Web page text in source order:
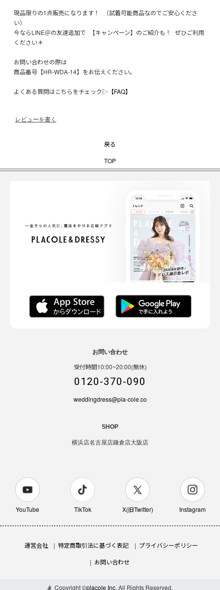
現品限りの1点販売になります！ （試着可能商品なのでご安心くださ
い）
今ならLINE＠の友達追加で 【キャンペーン】のご紹介も！ ぜひご利用
ください＊
お問い合わせの際は
商品番号【HR-WDA-14】をお伝えください。
よくある質問はこちらをチェック▷ 【FAQ】
レビューを書く
戻る
TOP
お問い合わせ
受付時間10:00~20:00(無休)
0120-370-090
weddingdress@pla-cole.co
SHOP
横浜店名古屋店鎌倉店大阪店
YouTube TikTok X(旧Twitter) Instagram
運営会社 特定商取引法に基づく表記
プライバシーポリシー
お問い合わせ
Copyright ©placole Inc. All Rights Reserved.